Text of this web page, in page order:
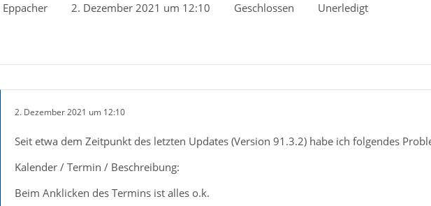
Eppacher 2. Dezember 2021 um 12:10 Geschlossen Unerledigt
2. Dezember 2021 um 12:10
Seit etwa dem Zeitpunkt des letzten Updates (Version 91.3.2) habe ich folgendes
Kalender / Termin / Beschreibung:
Beim Anklicken des Termins ist alles o.k.